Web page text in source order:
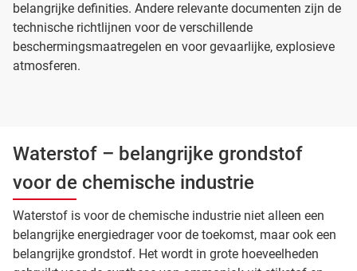
belangrijke definities. Andere relevante documenten zijn de
technische richtlijnen voor de verschillende
beschermingsmaatregelen en voor gevaarlijke, explosieve
atmosferen.
Waterstof – belangrijke grondstof
voor de chemische industrie
Waterstof is voor de chemische industrie niet alleen een
belangrijke energiedrager voor de toekomst, maar ook een
belangrijke grondstof. Het wordt in grote hoeveelheden